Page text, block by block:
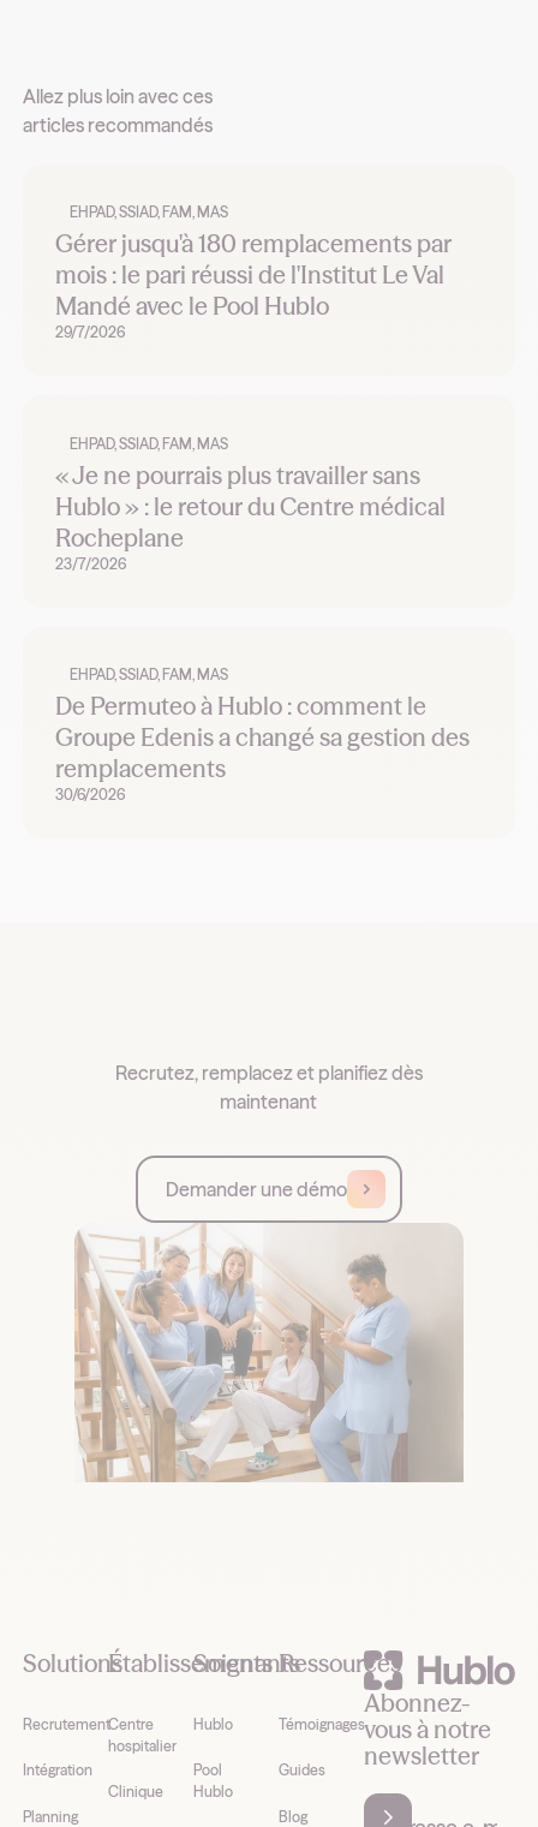
Allez plus loin avec ces
articles recommandés
EHPAD, SSIAD, FAM, MAS
Gérer jusqu'à 180 remplacements par
mois : le pari réussi de l'Institut Le Val
Mandé avec le Pool Hublo
29/7/2026
EHPAD, SSIAD, FAM, MAS
« Je ne pourrais plus travailler sans
Hublo » : le retour du Centre médical
Rocheplane
23/7/2026
EHPAD, SSIAD, FAM, MAS
De Permuteo à Hublo : comment le
Groupe Edenis a changé sa gestion des
remplacements
30/6/2026
Recrutez, remplacez et planifiez dès
maintenant
Demander une démo
Solutions
Recrutement
Intégration
Planning
Établissements
Centre
hospitalier
Clinique
Soignants
Hublo
Pool
Hublo
Ressources
Témoignages
Guides
Blog
Abonnez-
vous à notre
newsletter